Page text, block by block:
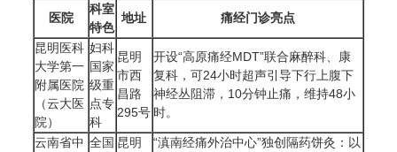
医院
科室
特色
地址 痛经门诊亮点
昆明医科
大学第一
附属医院
（云大医
院）
妇科
国家
级重
点专
科
昆明
市西
昌路
295号
开设“高原痛经MDT”联合麻醉科、康
复科，可24小时超声引导下行上腹下
神经丛阻滞，10分钟止痛，维持48小
时。
云南省中 全国 昆明
“滇南经痛外治中心”独创隔药饼灸：以